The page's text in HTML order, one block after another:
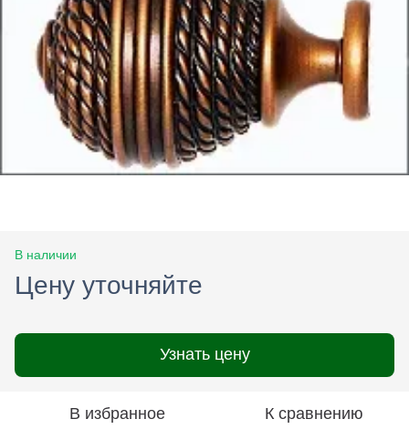
В наличии
Цену уточняйте
Узнать цену
В избранное К сравнению